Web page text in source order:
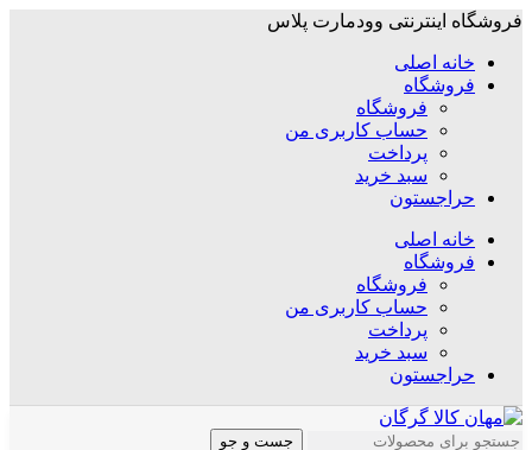
فروشگاه اینترنتی وودمارت پلاس
خانه اصلی
فروشگاه
فروشگاه
حساب کاربری من
پرداخت
سبد خرید
حراجستون
خانه اصلی
فروشگاه
فروشگاه
حساب کاربری من
پرداخت
سبد خرید
حراجستون
جست و جو